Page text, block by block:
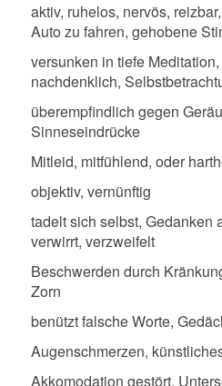
aktiv, ruhelos, nervös,
Auto zu fahren, gehobene
versunken in tiefe
nachdenklich,
überempfindlich gegen
Sinneseindrücke
Mitleid, mitfühlend, oder
objektiv, vernünftig
tadelt sich selbst, Gedanken
verwirrt, verzweifelt
Beschwerden durch
Zorn
benützt falsche Worte,
Augenschmerzen,
Akkomodation gestört,